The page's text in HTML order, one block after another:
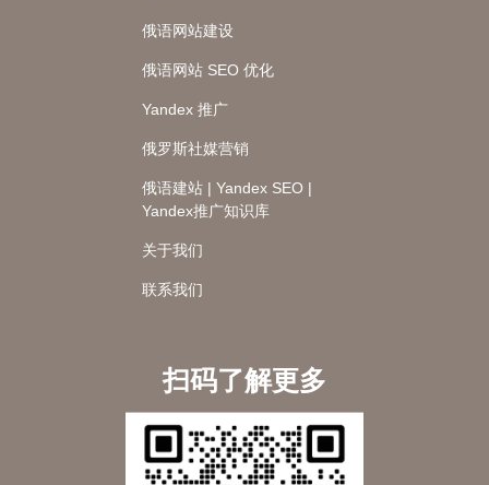
俄语网站建设
俄语网站 SEO 优化
Yandex 推广
俄罗斯社媒营销
俄语建站 | Yandex SEO |
Yandex推广知识库
关于我们
联系我们
扫码了解更多